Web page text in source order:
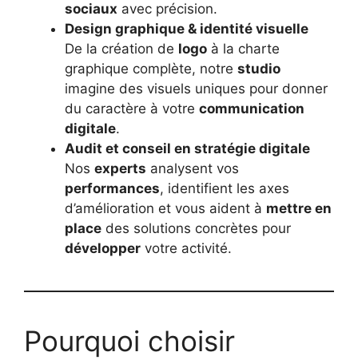
sociaux avec précision.
Design graphique & identité visuelle
De la création de logo à la charte
graphique complète, notre studio
imagine des visuels uniques pour donner
du caractère à votre communication
digitale.
Audit et conseil en stratégie digitale
Nos experts analysent vos
performances, identifient les axes
d’amélioration et vous aident à mettre en
place des solutions concrètes pour
développer votre activité.
Pourquoi choisir